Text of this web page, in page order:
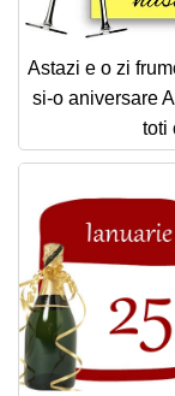
Astazi e o zi
si-o aniversare
toti